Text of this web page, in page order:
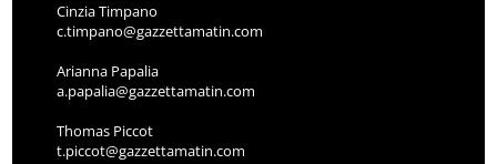
Cinzia Timpano
c.timpano@gazzettamatin.com
Arianna Papalia
a.papalia@gazzettamatin.com
Thomas Piccot
t.piccot@gazzettamatin.com